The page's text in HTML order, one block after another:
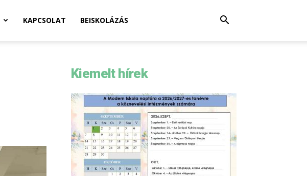
KAPCSOLAT BEISKOLÁZÁS
Kiemelt hírek